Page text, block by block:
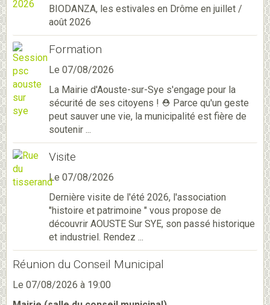
BIODANZA, les estivales en Drôme en juillet /
août 2026
Formation
Le 07/08/2026
La Mairie d'Aouste-sur-Sye s'engage pour la
sécurité de ses citoyens ! ⛑️ Parce qu'un geste
peut sauver une vie, la municipalité est fière de
soutenir ...
Visite
Le 07/08/2026
Dernière visite de l'été 2026, l'association
"histoire et patrimoine " vous propose de
découvrir AOUSTE Sur SYE, son passé historique
et industriel. Rendez ...
Réunion du Conseil Municipal
Le 07/08/2026 à 19:00